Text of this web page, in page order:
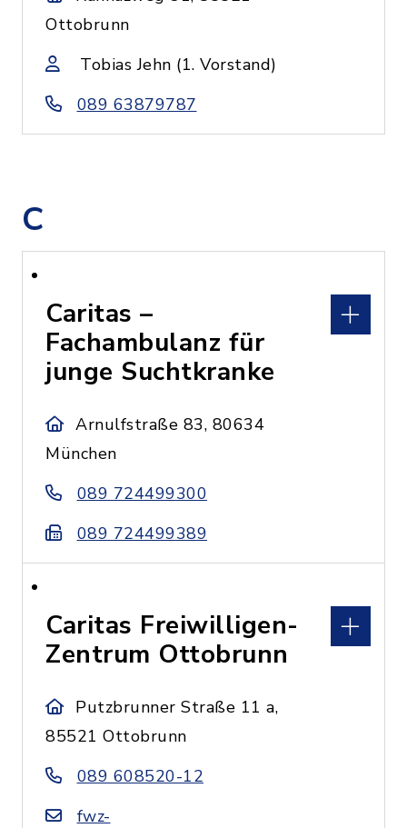
Ottobrunn
Tobias Jehn (1. Vorstand)
089 63879787
C
Caritas –
Fachambulanz für
junge Suchtkranke
Arnulfstraße 83, 80634
München
089 724499300
089 724499389
Caritas Freiwilligen-
Zentrum Ottobrunn
Putzbrunner Straße 11 a,
85521 Ottobrunn
089 608520-12
fwz-